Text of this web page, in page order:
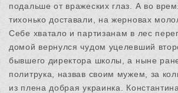
подальше от вражеских глаз. А во
тихонько доставали, на жерновах
Себе хватало и партизанам в лес
домой вернулся чудом уцелевший
бывшего директора школы, а ныне
политрука, назвав своим мужем, за
из плена добрая украинка.